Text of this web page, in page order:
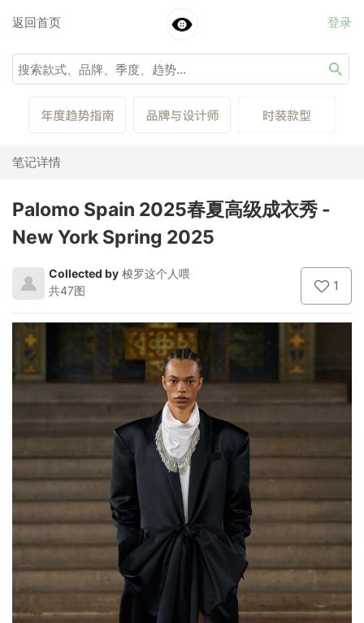
返回首页 登录
笔记详情
Palomo Spain 2025春夏高级成衣秀 -
New York Spring 2025
Collected by 梭罗这个人喂
共47图
1